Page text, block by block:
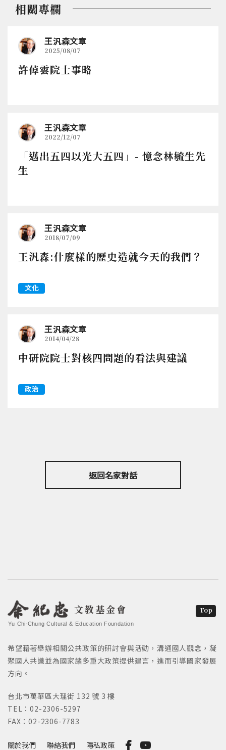
相關專欄
王汎森文章
2025/08/07
許倬雲院士事略
王汎森文章
2022/12/07
「邁出五四以光大五四」- 憶念林毓生先
生
王汎森文章
2018/07/09
王汎森:什麼樣的歷史造就今天的我們？
文化
王汎森文章
2014/04/28
中研院院士對核四問題的看法與建議
政治
返回名家對話
文教基金會
Yu Chi-Chung Cultural & Education Foundation
關於我們 聯絡我們 隱私政策
希望藉著舉辦相關公共政策的研討會與活動，溝通國人觀念，凝
聚國人共識並為國家諸多重大政策提供建言，進而引導國家發展
方向。
台北市萬華區大理街 132 號 3 樓
TEL：02-2306-5297
FAX：02-2306-7783
Top